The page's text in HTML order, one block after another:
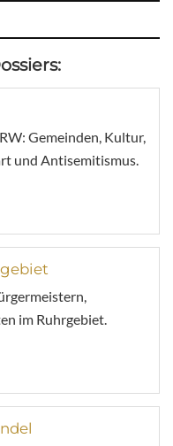
Gemeinden, Kultur,
und Antisemitismus.
im Ruhrgebiet.